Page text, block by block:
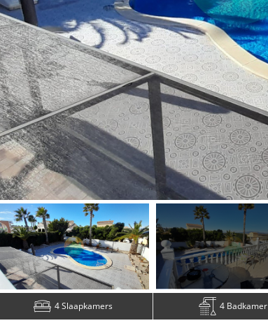
4 Slaapkamers 4 Badkamer